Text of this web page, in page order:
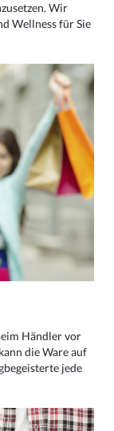
Wir
Wellness für Sie
Händler vor
die Ware auf
jede